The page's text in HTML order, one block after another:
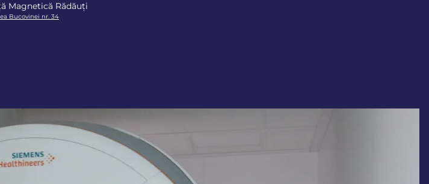
Magnetică Rădăuți
Bucovinei nr. 34